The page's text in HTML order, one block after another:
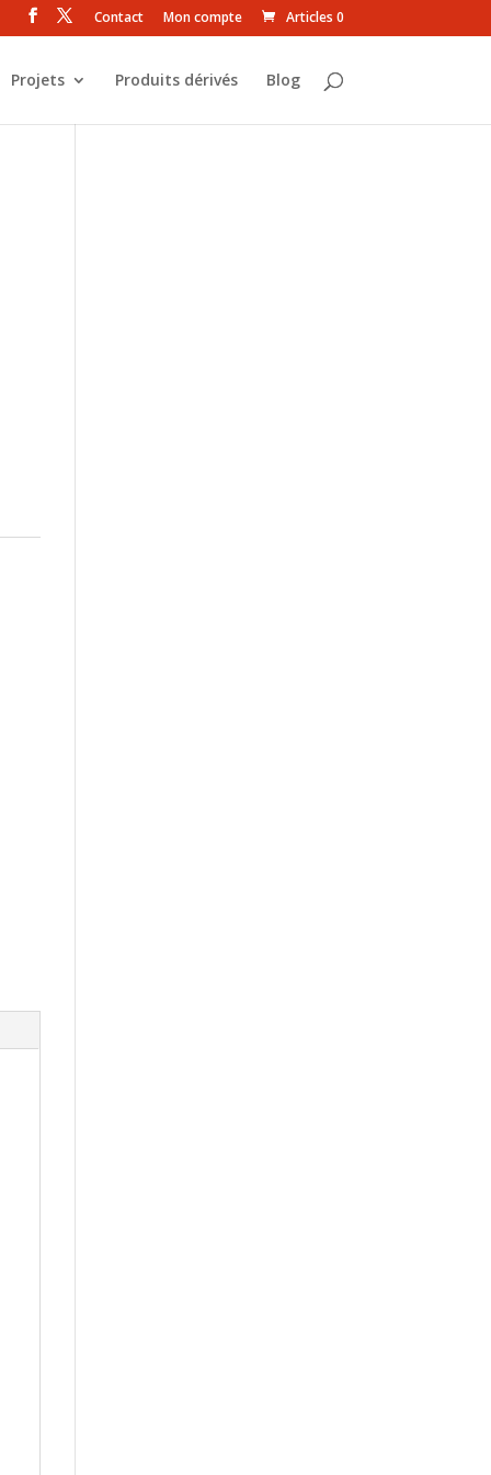
Contact Mon compte Articles 0
Projets Produits dérivés Blog